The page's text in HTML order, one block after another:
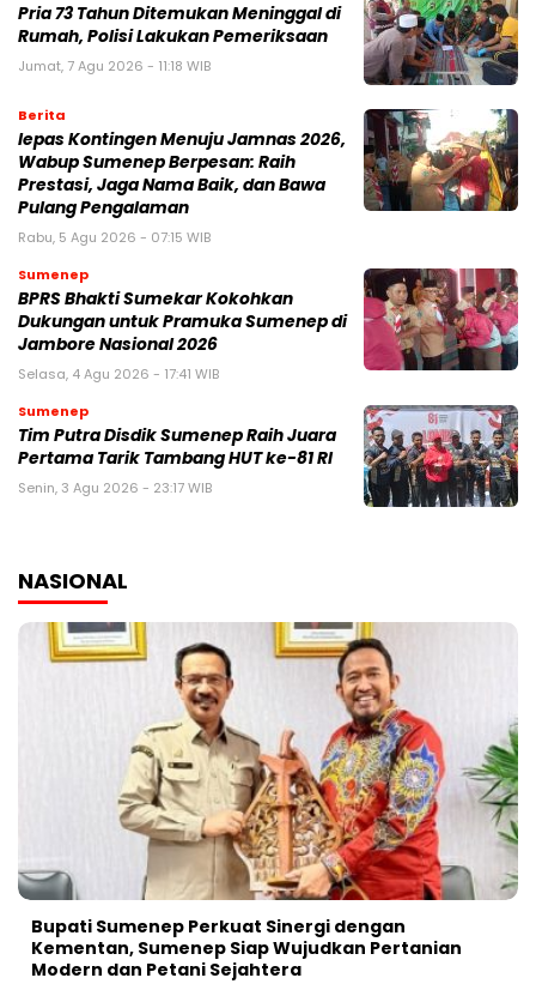
Pria 73 Tahun Ditemukan Meninggal di
Rumah, Polisi Lakukan Pemeriksaan
Jumat, 7 Agu 2026 - 11:18 WIB
Berita
lepas Kontingen Menuju Jamnas 2026,
Wabup Sumenep Berpesan: Raih
Prestasi, Jaga Nama Baik, dan Bawa
Pulang Pengalaman
Rabu, 5 Agu 2026 - 07:15 WIB
Sumenep
BPRS Bhakti Sumekar Kokohkan
Dukungan untuk Pramuka Sumenep di
Jambore Nasional 2026
Selasa, 4 Agu 2026 - 17:41 WIB
Sumenep
Tim Putra Disdik Sumenep Raih Juara
Pertama Tarik Tambang HUT ke-81 RI
Senin, 3 Agu 2026 - 23:17 WIB
NASIONAL
Bupati Sumenep Perkuat Sinergi dengan
Kementan, Sumenep Siap Wujudkan Pertanian
Modern dan Petani Sejahtera